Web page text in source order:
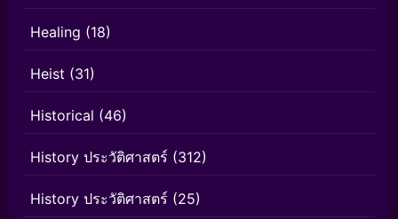
Healing (18)
Heist (31)
Historical (46)
History ประวัติศาสตร์ (312)
History ประวัติศาสตร์ (25)